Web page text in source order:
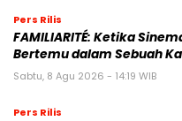
Pers Rilis
FAMILIARITÉ: Ketika
Bertemu dalam Sebuah
Sabtu, 8 Agu 2026 - 14:19 WIB
Pers Rilis